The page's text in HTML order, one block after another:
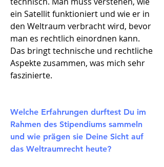
ein Satellit funktioniert und wie er in
den Weltraum verbracht wird, bevor
man es rechtlich einordnen kann.
Das bringt technische und rechtliche
Aspekte zusammen, was mich sehr
faszinierte.
Welche Erfahrungen durftest Du im
Rahmen des Stipendiums sammeln
und wie prägen sie Deine Sicht auf
das Weltraumrecht heute?​